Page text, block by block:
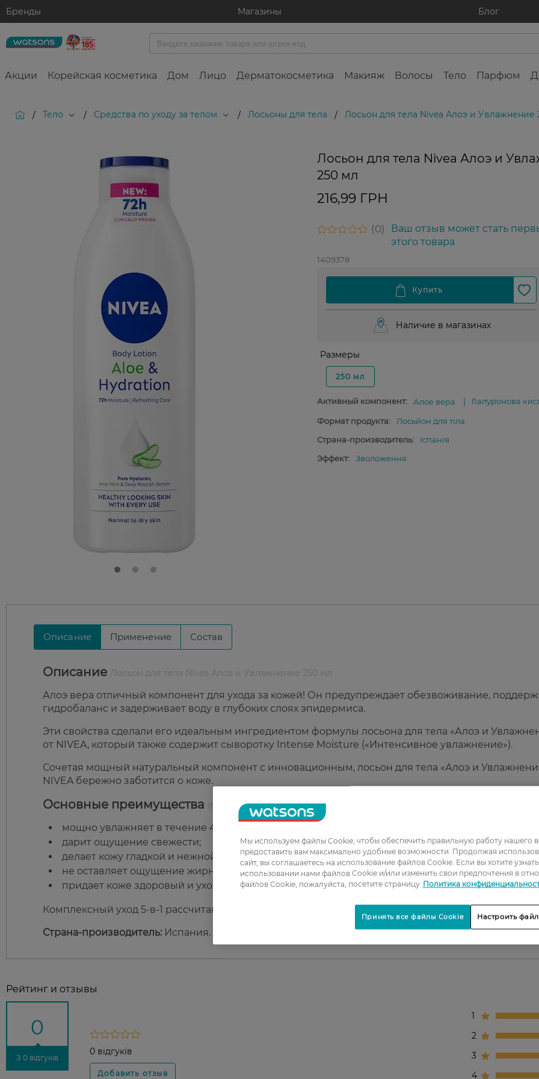
Бренды Магазины Блог
Акции Корейская косметика Дом Лицо Дерматокосметика Макияж Волосы Тело Парфюм
/ Тело / Средства по уходу за телом / Лосьоны для тела / Лосьон для тела Nivea Алоэ и Увлажнение
Лосьон для тела Nivea Алоэ и
250 мл
216,99 ГРН
0
Ваш отзыв может стать
этого товара
1409378
Наличие в магазинах
Размеры
250 мл
Активный компонент: Алое вера Гіалуронова
Формат продукта:
Лосьйон для тіла
Страна-производитель:
Іспанія
Эффект:
Зволоження
Описание Применение Состав
Описание
Алоэ вера отличный компонент для ухода за кожей! Он предупреждает обезвоживание,
гидробаланс и задерживает воду в глубоких слоях эпидермиса.
Эти свойства сделали его идеальным ингредиентом формулы лосьона для тела «Алоэ и
от NIVEA, который также содержит сыворотку Intense Moisture («Интенсивное увлажнение»).
Сочетая мощный натуральный компонент с инновационным, лосьон для тела «Алоэ и
NIVEA бережно заботится о коже.
Основные преимущества лосьона для тела Nivea Алоэ и Увлажнение
мощно увлажняет в течение 48 часов;
дарит ощущение свежести;
делает кожу гладкой и нежной;
не оставляет ощущение жирности и липкости;
придает коже здоровый и ухоженный вид.
Комплексный уход 5-в-1 рассчитан на заботу о нормальном и чувствительном типе кожи.
Страна-производитель: Испания.
Рейтинг и отзывы
0
З 0 відгуків
0 відгуків
1
2
3
4
Мы используем файлы Cookie, чтобы обеспечить правильную работу нашего
предоставить вам максимально удобные возможности. Продолжая
сайт, вы соглашаетесь на использование файлов Cookie. Если вы хотите
использовании нами файлов Cookie и/или изменить свои предпочтения в
файлов Cookie, пожалуйста, посетите страницу Политика
Настроить
Принять все файлы Cookie